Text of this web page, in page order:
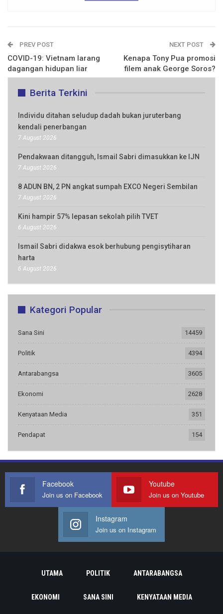
PREV POST
COVID-19: Vietnam larang
dagangan hidupan liar
NEXT POST
Kenapa Tony Pua promosi
filem anak George Soros?
Berita Terkini
Individu ditahan seludup dadah bukan juruterbang
kendali penerbangan
7 August 2026
Pendakwaan ditangguh, Ismail Sabri dimasukkan ke IJN
7 August 2026
8 ADUN BN, 2 PN angkat sumpah EXCO Negeri Sembilan
7 August 2026
Kini hampir 57% lepasan sekolah pilih TVET
6 August 2026
Ismail Sabri didakwa esok berhubung pengisytiharan
harta
6 August 2026
Kategori Popular
Sana Sini 14459
Politik 4394
Antarabangsa 3605
Ekonomi 2628
Kenyataan Media 351
Pendapat 154
Facebook
Join us on Facebook
Youtube
Join us on Youtube
Instagram
Join us on Instagram
UTAMA POLITIK ANTARABANGSA
EKONOMI SANA SINI KENYATAAN MEDIA